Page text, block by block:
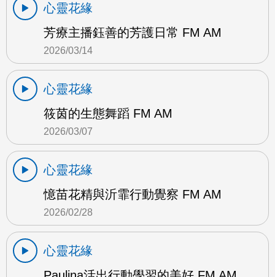
心靈花緣
芳療主播鈺善的芳護日常 FM AM
2026/03/14
心靈花緣
筱茵的生態舞蹈 FM AM
2026/03/07
心靈花緣
憶苗花精與沂霏行動覺察 FM AM
2026/02/28
心靈花緣